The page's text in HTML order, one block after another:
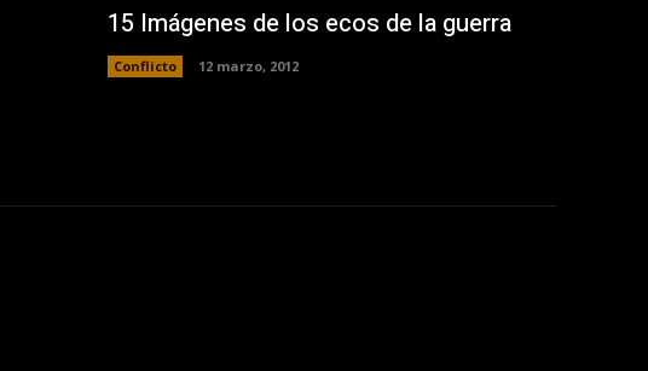
15 Imágenes de los ecos de la guerra
Conflicto 12 marzo, 2012